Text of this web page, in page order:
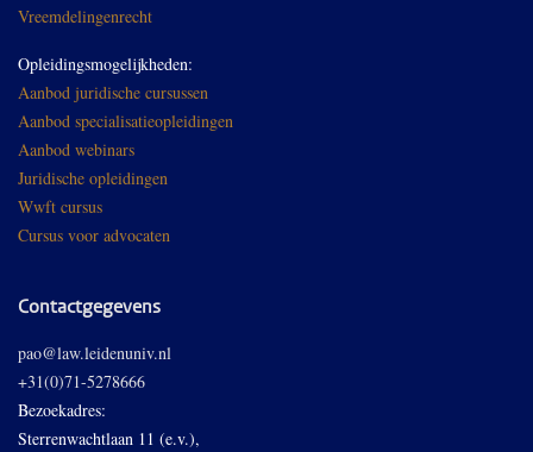
Vreemdelingenrecht
Opleidingsmogelijkheden:
Aanbod juridische cursussen
Aanbod specialisatieopleidingen
Aanbod webinars
Juridische opleidingen
Wwft cursus
Cursus voor advocaten
Contactgegevens
pao@law.leidenuniv.nl
+31(0)71-5278666
Bezoekadres:
Sterrenwachtlaan 11 (e.v.),